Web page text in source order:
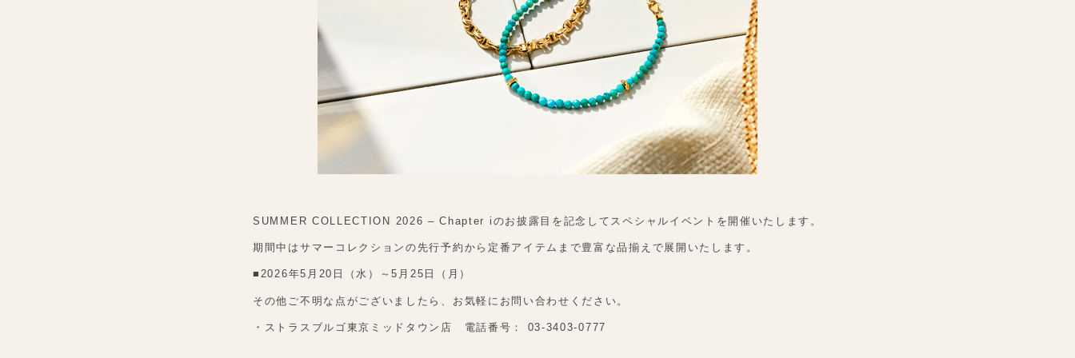
SUMMER COLLECTION 2026 – Chapter iのお披露目を記念してスペシャルイベントを開催いたします。
期間中はサマーコレクションの先行予約から定番アイテムまで豊富な品揃えで展開いたします。
■2026年5月20日（水）～5月25日（月）
その他ご不明な点がございましたら、お気軽にお問い合わせください。
・ストラスブルゴ東京ミッドタウン店 電話番号： 03-3403-0777